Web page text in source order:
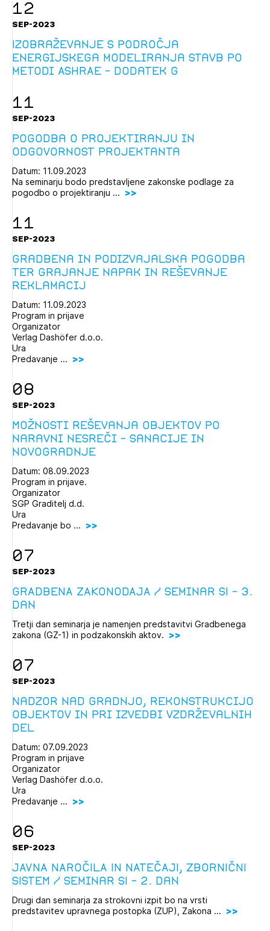
12
SEP-2023
Izobraževanje s področja
energijskega modeliranja stavb po
metodi ASHRAE – dodatek G
11
SEP-2023
Pogodba o projektiranju in
odgovornost projektanta
Datum: 11.09.2023
Na seminarju bodo predstavljene zakonske podlage za
pogodbo o projektiranju ...
11
SEP-2023
Gradbena in podizvajalska pogodba
ter grajanje napak in reševanje
reklamacij
Datum: 11.09.2023
Program in prijave
Organizator
Verlag Dashöfer d.o.o.
Ura
Predavanje ...
08
SEP-2023
Možnosti reševanja objektov po
naravni nesreči – sanacije in
novogradnje
Datum: 08.09.2023
Program in prijave.
Organizator
SGP Graditelj d.d.
Ura
Predavanje bo ...
07
SEP-2023
GRADBENA ZAKONODAJA / Seminar SI – 3.
dan
Tretji dan seminarja je namenjen predstavitvi Gradbenega
zakona (GZ-1) in podzakonskih aktov.
07
SEP-2023
Nadzor nad gradnjo, rekonstrukcijo
objektov in pri izvedbi vzdrževalnih
del
Datum: 07.09.2023
Program in prijave
Organizator
Verlag Dashöfer d.o.o.
Ura
Predavanje ...
06
SEP-2023
JAVNA NAROČILA IN NATEČAJI, ZBORNIČNI
SISTEM / Seminar SI – 2. dan
Drugi dan seminarja za strokovni izpit bo na vrsti
predstavitev upravnega postopka (ZUP), Zakona ...